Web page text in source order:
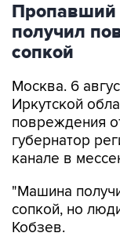
Пропавший
получил
сопкой
Москва. 6
Иркутской
повреждения
губернатор
канале в
"Машина
сопкой, но
Кобзев.